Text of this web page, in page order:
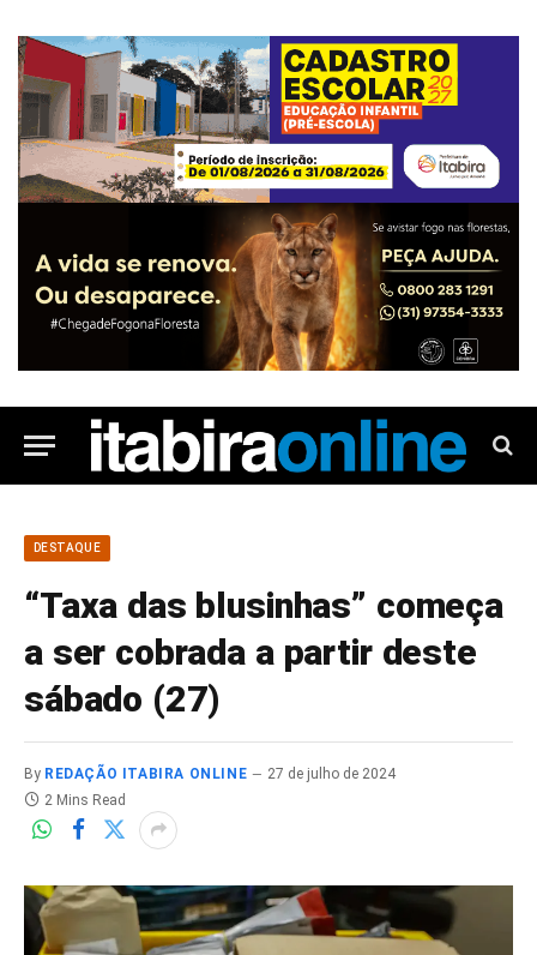
DESTAQUE
“Taxa das blusinhas” começa
a ser cobrada a partir deste
sábado (27)
By REDAÇÃO ITABIRA ONLINE
27 de julho de 2024
2 Mins Read